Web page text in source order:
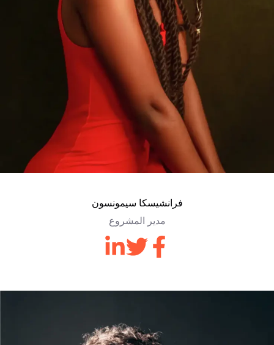
فرانشيسكا سيمونسون
مدير المشروع